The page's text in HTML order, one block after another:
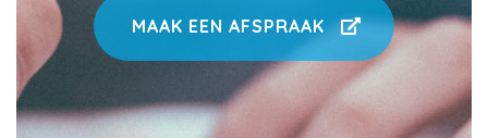
MAAK EEN AFSPRAAK